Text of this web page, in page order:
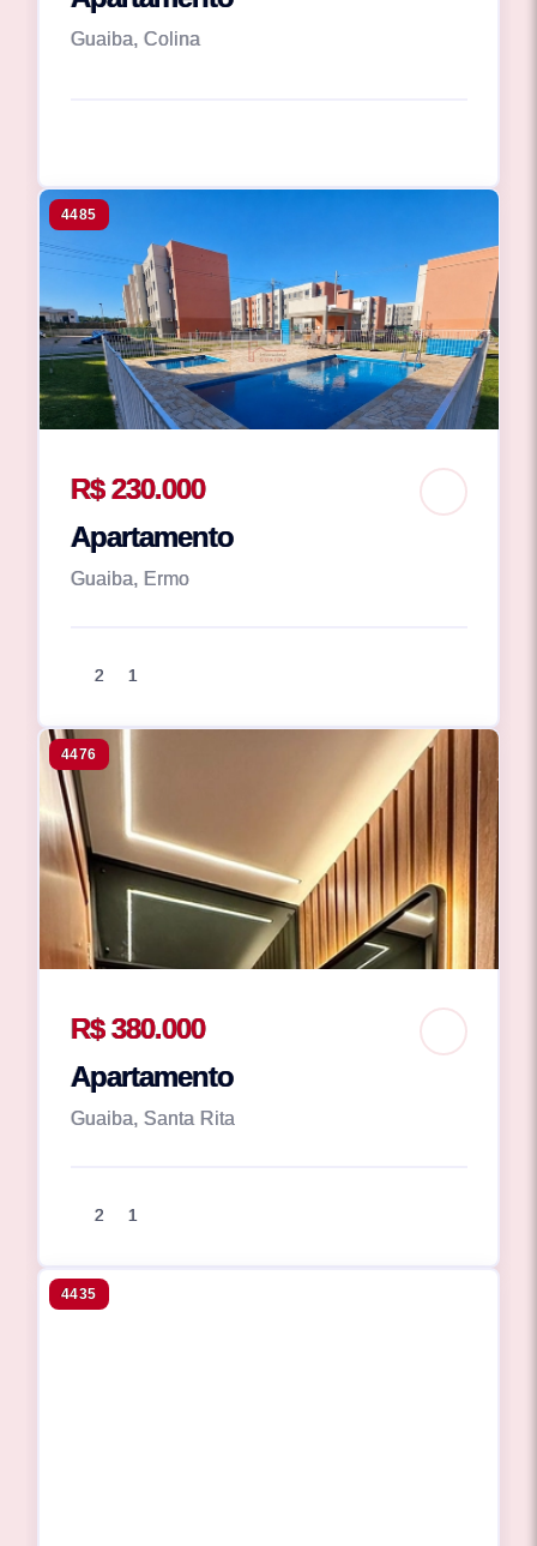
Guaiba, Colina
4485
R$ 230.000
Apartamento
Guaiba, Ermo
2 1
4476
R$ 380.000
Apartamento
Guaiba, Santa Rita
2 1
4435